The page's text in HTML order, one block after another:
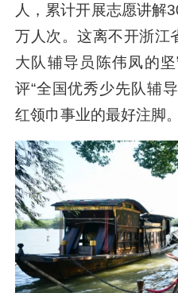
人，累计开展志愿讲解
万人次。这离不开浙江
大队辅导员陈伟凤的
评“全国优秀少先队辅
红领巾事业的最好注脚。